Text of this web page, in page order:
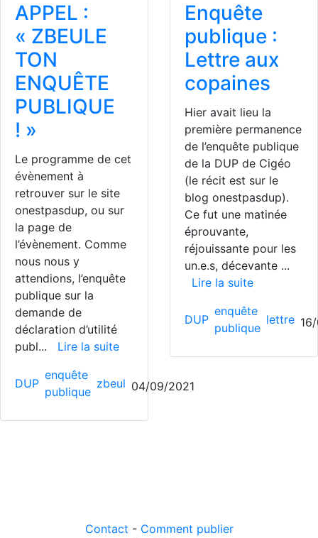
APPEL :
« ZBEULE
TON
ENQUÊTE
PUBLIQUE
! »
Le programme de cet
évènement à
retrouver sur le site
onestpasdup, ou sur
la page de
l’évènement. Comme
nous nous y
attendions, l’enquête
publique sur la
demande de
déclaration d’utilité
publ... Lire la suite
DUP
enquête
publique
zbeul 04/09/2021
Enquête
publique :
Lettre aux
copaines
Hier avait lieu la
première permanence
de l’enquête publique
de la DUP de Cigéo
(le récit est sur le
blog onestpasdup).
Ce fut une matinée
éprouvante,
réjouissante pour les
un.e.s, décevante ...
Lire la suite
DUP
enquête
publique
lettre
Contact - Comment publier